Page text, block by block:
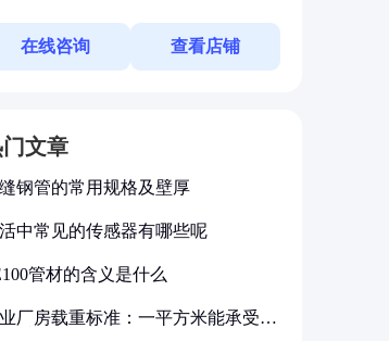
在线咨询 查看店铺
文章
钢管的常用规格及壁厚
中常见的传感器有哪些呢
管材的含义是什么
厂房载重标准：一平方米能承受多